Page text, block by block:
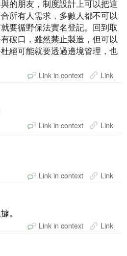
的朋友，制度設計上可以把這
所有人需求，多數人都不可以
要循野保法實名登記。回到取
破口，雖然禁止製造，但可以
絕可能就要透過邊境管理，也
Link in context Link
Link in context Link
Link in context Link
。
Link in context Link